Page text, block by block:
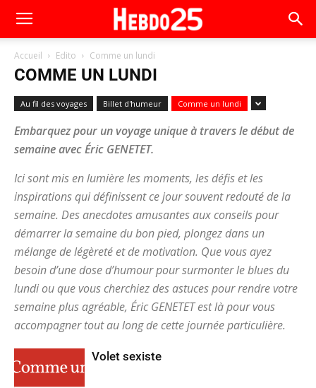
Accueil Edito Comme un lundi
COMME UN LUNDI
Au fil des voyages Billet d'humeur Comme un lundi
Embarquez pour un voyage unique à travers le début de
semaine avec Éric GENETET.
Ici sont mis en lumière les moments, les défis et les
inspirations qui définissent ce jour souvent redouté de la
semaine. Des anecdotes amusantes aux conseils pour
démarrer la semaine du bon pied, plongez dans un
mélange de légèreté et de motivation. Que vous ayez
besoin d’une dose d’humour pour surmonter le blues du
lundi ou que vous cherchiez des astuces pour rendre votre
semaine plus agréable, Éric GENETET est là pour vous
accompagner tout au long de cette journée particulière.
Volet sexiste